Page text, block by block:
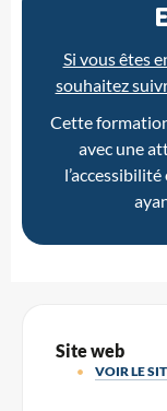
Site web
VOIR LE
Si vous êtes
souhaitez
Cette
avec une